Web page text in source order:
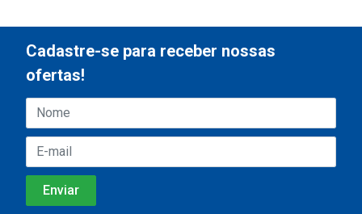
Cadastre-se para receber nossas
ofertas!